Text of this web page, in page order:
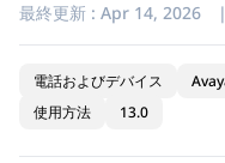
最終更新 : Apr 14, 2026 |
電話およびデバイス
使用方法
13.0